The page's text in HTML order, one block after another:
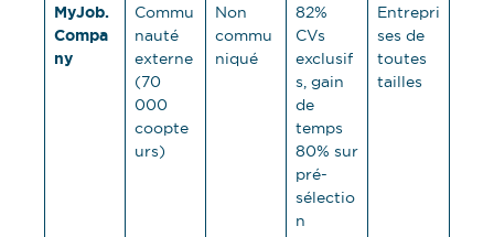
MyJob.
Compa
ny
Commu
nauté
externe
(70
000
coopte
urs)
Non
commu
niqué
82%
CVs
exclusif
s, gain
de
temps
80% sur
pré-
sélectio
n
Entrepri
ses de
toutes
tailles